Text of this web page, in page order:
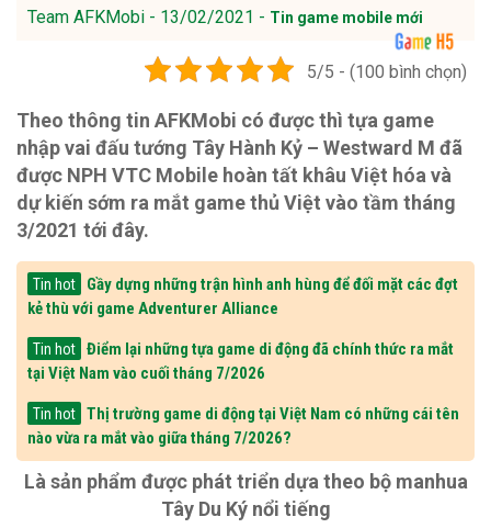
Team AFKMobi - 13/02/2021 - Tin game mobile mới
5/5 - (100 bình chọn)
Theo thông tin AFKMobi có được thì tựa game
nhập vai đấu tướng Tây Hành Kỷ – Westward M đã
được NPH VTC Mobile hoàn tất khâu Việt hóa và
dự kiến sớm ra mắt game thủ Việt vào tầm tháng
3/2021 tới đây.
Tin hot
Gầy dựng những trận hình anh hùng để đối mặt các đợt
kẻ thù với game Adventurer Alliance
Tin hot
Điểm lại những tựa game di động đã chính thức ra mắt
tại Việt Nam vào cuối tháng 7/2026
Tin hot
Thị trường game di động tại Việt Nam có những cái tên
nào vừa ra mắt vào giữa tháng 7/2026?
Là sản phẩm được phát triển dựa theo bộ manhua
Tây Du Ký nổi tiếng